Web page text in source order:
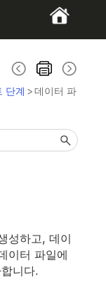
단계 >데이터 파
성하고, 데이
이터 파일에
니다.